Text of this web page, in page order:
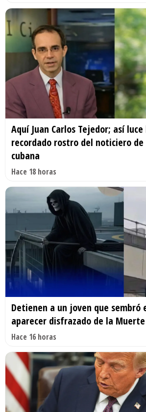
Aquí Juan Carlos Tejedor; así
recordado rostro del noticiero
cubana
Hace 18 horas
Detienen a un joven que sembró
aparecer disfrazado de la
Hace 16 horas